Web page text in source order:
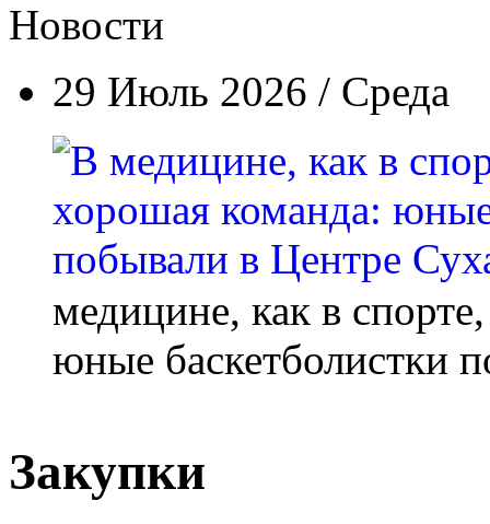
Новости
29 Июль 2026 / Среда
медицине, как в
юные баскетболистки
Закупки